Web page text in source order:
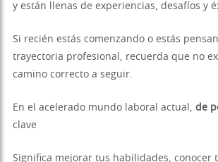
y están llenas de experiencias, desafíos y
Si recién estás comenzando o estás
trayectoria profesional, recuerda que no
camino correcto a seguir.
En el acelerado mundo laboral actual, de
clave
Significa mejorar tus habilidades, conocer